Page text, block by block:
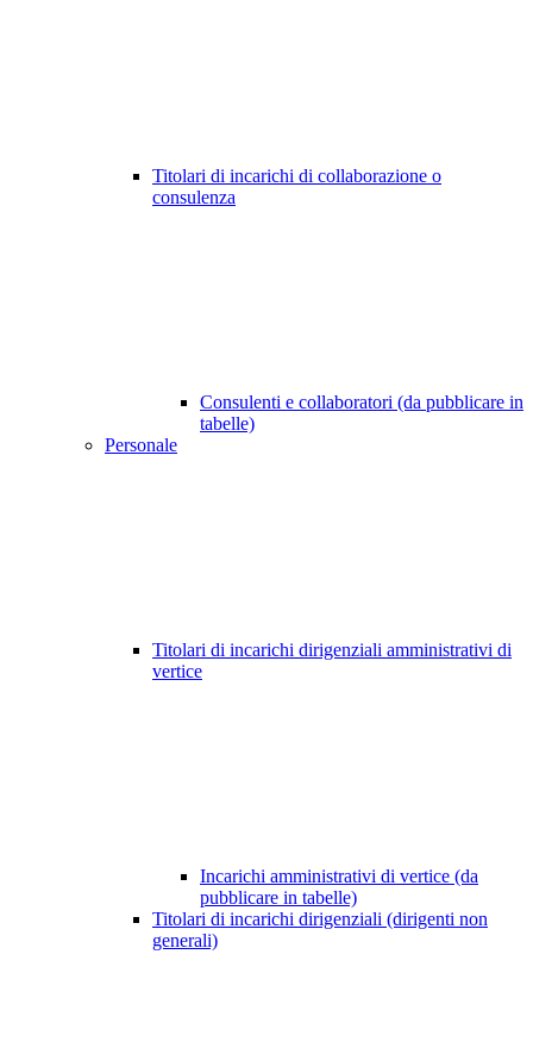
Titolari di incarichi di collaborazione o
consulenza
Consulenti e collaboratori (da pubblicare in
tabelle)
Personale
Titolari di incarichi dirigenziali amministrativi di
vertice
Incarichi amministrativi di vertice (da
pubblicare in tabelle)
Titolari di incarichi dirigenziali (dirigenti non
generali)